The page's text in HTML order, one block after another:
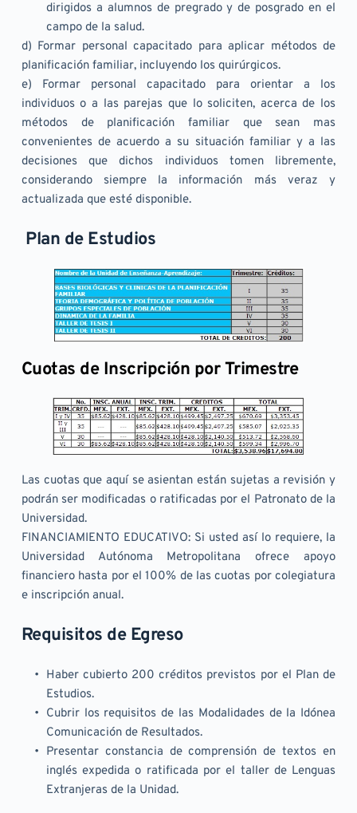
dirigidos a alumnos de pregrado y de posgrado en el
campo de la salud.
d) Formar personal capacitado para aplicar métodos de
planificación familiar, incluyendo los quirúrgicos.
e) Formar personal capacitado para orientar a los
individuos o a las parejas que lo soliciten, acerca de los
métodos de planificación familiar que sean mas
convenientes de acuerdo a su situación familiar y a las
decisiones que dichos individuos tomen libremente,
considerando siempre la información más veraz y
actualizada que esté disponible.
Plan de Estudios
Cuotas de Inscripción por Trimestre
Las cuotas que aquí se asientan están sujetas a revisión y
podrán ser modificadas o ratificadas por el Patronato de la
Universidad.
FINANCIAMIENTO EDUCATIVO: Si usted así lo requiere, la
Universidad Autónoma Metropolitana ofrece apoyo
financiero hasta por el 100% de las cuotas por colegiatura
e inscripción anual.
Requisitos de Egreso
Haber cubierto 200 créditos previstos por el Plan de
Estudios.
Cubrir los requisitos de las Modalidades de la Idónea
Comunicación de Resultados.
Presentar constancia de comprensión de textos en
inglés expedida o ratificada por el taller de Lenguas
Extranjeras de la Unidad.